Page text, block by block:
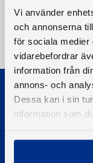
Vi använder
och annonserna
för sociala medier
vidarebefordrar
information från
annons- och
Dessa kan i sin
information som
© 2026 - Svenska